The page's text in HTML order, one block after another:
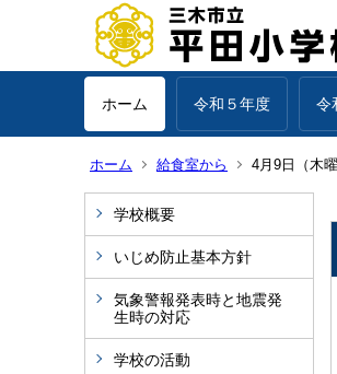
ホーム 令和５年度 令
ホーム 給食室から 4月9日（木
学校概要
いじめ防止基本方針
気象警報発表時と地震発
生時の対応
学校の活動